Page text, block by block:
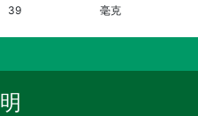
39 毫克